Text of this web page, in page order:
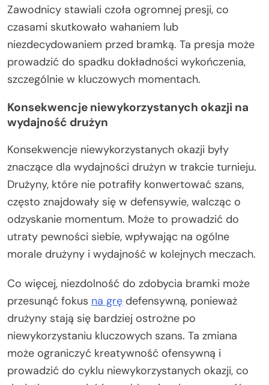
Zawodnicy stawiali czoła ogromnej presji, co
czasami skutkowało wahaniem lub
niezdecydowaniem przed bramką. Ta presja może
prowadzić do spadku dokładności wykończenia,
szczególnie w kluczowych momentach.
Konsekwencje niewykorzystanych okazji na
wydajność drużyn
Konsekwencje niewykorzystanych okazji były
znaczące dla wydajności drużyn w trakcie turnieju.
Drużyny, które nie potrafiły konwertować szans,
często znajdowały się w defensywie, walcząc o
odzyskanie momentum. Może to prowadzić do
utraty pewności siebie, wpływając na ogólne
morale drużyny i wydajność w kolejnych meczach.
Co więcej, niezdolność do zdobycia bramki może
przesunąć fokus na grę defensywną, ponieważ
drużyny stają się bardziej ostrożne po
niewykorzystaniu kluczowych szans. Ta zmiana
może ograniczyć kreatywność ofensywną i
prowadzić do cyklu niewykorzystanych okazji, co